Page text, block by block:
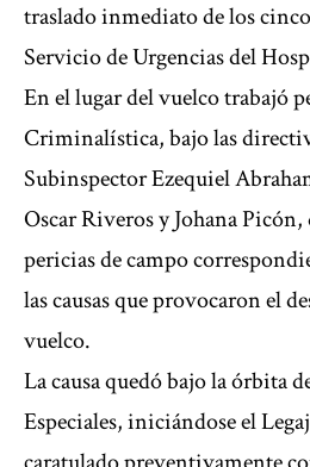
traslado inmediato de los
Servicio de Urgencias del
En el lugar del vuelco trabajó
Criminalística, bajo las
Subinspector Ezequiel
Oscar Riveros y Johana
pericias de campo
las causas que provocaron el
vuelco.
La causa quedó bajo la órbita
Especiales, iniciándose el